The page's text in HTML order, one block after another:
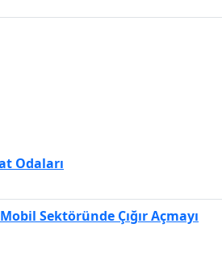
Odaları
Sektöründe Çığır Açmayı